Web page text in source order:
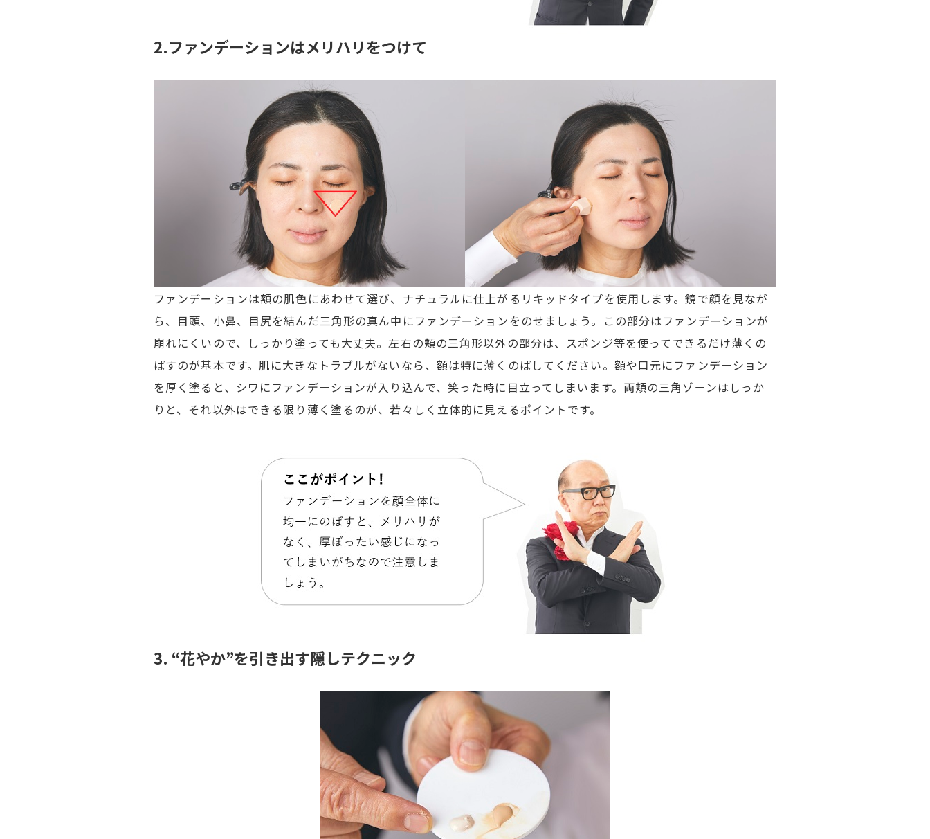
2.ファンデーションはメリハリをつけて
ファンデーションは額の肌色にあわせて選び、ナチュラルに仕上がるリキッドタイプを使用します。鏡で顔を見なが
ら、目頭、小鼻、目尻を結んだ三角形の真ん中にファンデーションをのせましょう。この部分はファンデーションが
崩れにくいので、しっかり塗っても大丈夫。左右の頬の三角形以外の部分は、スポンジ等を使ってできるだけ薄くの
ばすのが基本です。肌に大きなトラブルがないなら、額は特に薄くのばしてください。額や口元にファンデーション
を厚く塗ると、シワにファンデーションが入り込んで、笑った時に目立ってしまいます。両頬の三角ゾーンはしっか
りと、それ以外はできる限り薄く塗るのが、若々しく立体的に見えるポイントです。
3. “花やか”を引き出す隠しテクニック